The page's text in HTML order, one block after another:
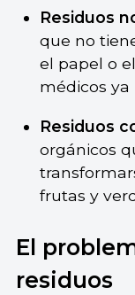
Residuos
que no
el papel o
médicos ya
Residuos
orgánicos
frutas y
El
residuos